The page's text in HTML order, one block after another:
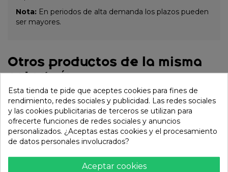
Nota: En periodos de alta demanda los plazos pueden
ser mayores.
Otros productos de la misma
categoría:
Esta tienda te pide que aceptes cookies para fines de
rendimiento, redes sociales y publicidad. Las redes sociales
y las cookies publicitarias de terceros se utilizan para
ofrecerte funciones de redes sociales y anuncios
personalizados. ¿Aceptas estas cookies y el procesamiento
de datos personales involucrados?
Aceptar cookies